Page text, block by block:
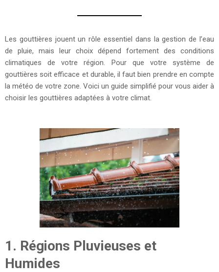
Les gouttières jouent un rôle essentiel dans la gestion de l’eau
de pluie, mais leur choix dépend fortement des conditions
climatiques de votre région. Pour que votre système de
gouttières soit efficace et durable, il faut bien prendre en compte
la météo de votre zone. Voici un guide simplifié pour vous aider à
choisir les gouttières adaptées à votre climat.
1. Régions Pluvieuses et
Humides